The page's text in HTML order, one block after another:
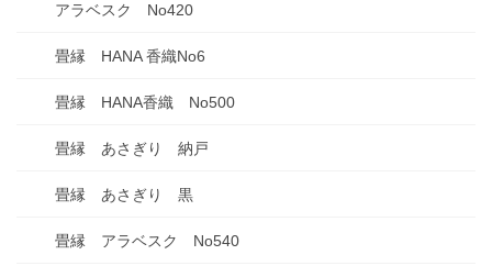
アラベスク No420
畳縁 HANA 香織No6
畳縁 HANA香織 No500
畳縁 あさぎり 納戸
畳縁 あさぎり 黒
畳縁 アラベスク No540